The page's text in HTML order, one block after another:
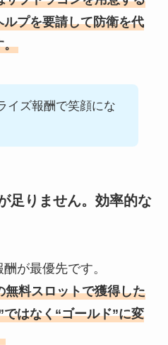
プを要請して防衛を代
。
イズ報酬で笑顔にな
足りません。効率的な
が最優先です。
無料スロットで獲得した
はなく“ゴールド”に変